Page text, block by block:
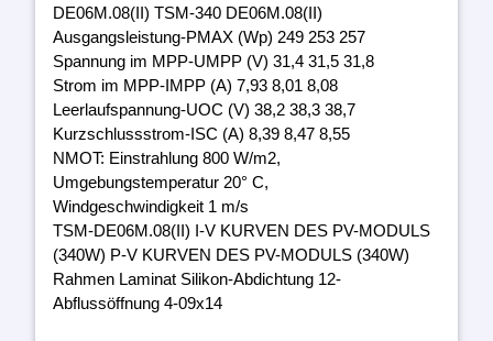
DE06M.08(II) TSM-340 DE06M.08(II)
Ausgangsleistung-PMAX (Wp) 249 253 257
Spannung im MPP-UMPP (V) 31,4 31,5 31,8
Strom im MPP-IMPP (A) 7,93 8,01 8,08
Leerlaufspannung-UOC (V) 38,2 38,3 38,7
Kurzschlussstrom-ISC (A) 8,39 8,47 8,55
NMOT: Einstrahlung 800 W/m2,
Umgebungstemperatur 20° C,
Windgeschwindigkeit 1 m/s
TSM-DE06M.08(II) I-V KURVEN DES PV-MODULS
(340W) P-V KURVEN DES PV-MODULS (340W)
Rahmen Laminat Silikon-Abdichtung 12-
Abflussöffnung 4-09x14